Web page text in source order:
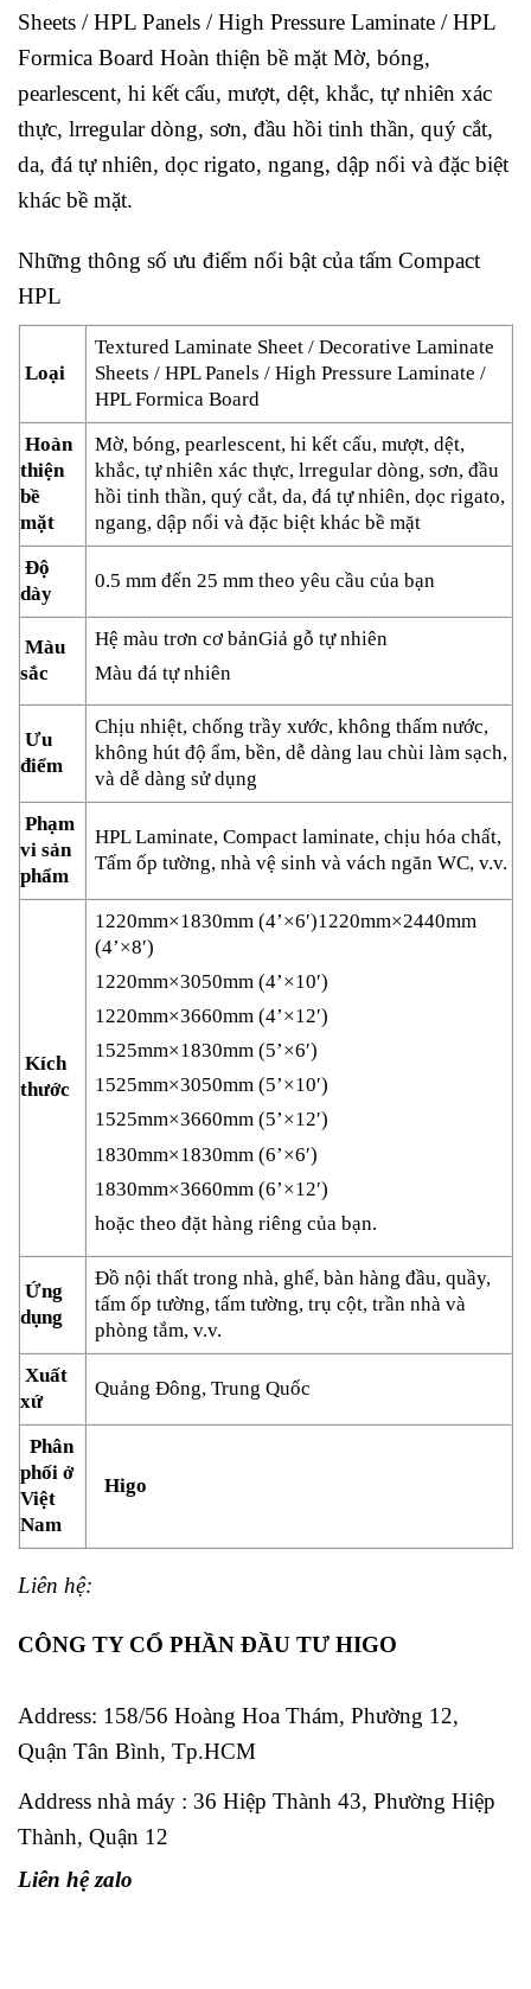
Sheets / HPL Panels / High Pressure Laminate / HPL
Formica Board Hoàn thiện bề mặt Mờ, bóng,
pearlescent, hi kết cấu, mượt, dệt, khắc, tự nhiên xác
thực, lrregular dòng, sơn, đầu hồi tinh thần, quý cắt,
da, đá tự nhiên, dọc rigato, ngang, dập nổi và đặc biệt
khác bề mặt.
Những thông số ưu điểm nổi bật của tấm Compact
HPL
Loại
Textured Laminate Sheet / Decorative Laminate
Sheets / HPL Panels / High Pressure Laminate /
HPL Formica Board
Hoàn
thiện
bề
mặt
Mờ, bóng, pearlescent, hi kết cấu, mượt, dệt,
khắc, tự nhiên xác thực, lrregular dòng, sơn, đầu
hồi tinh thần, quý cắt, da, đá tự nhiên, dọc rigato,
ngang, dập nổi và đặc biệt khác bề mặt
Độ
dày
0.5 mm đến 25 mm theo yêu cầu của bạn
Màu
sắc
Hệ màu trơn cơ bảnGiả gỗ tự nhiên
Màu đá tự nhiên
Ưu
điểm
Chịu nhiệt, chống trầy xước, không thấm nước,
không hút độ ẩm, bền, dễ dàng lau chùi làm sạch,
và dễ dàng sử dụng
Phạm
vi sản
phẩm
HPL Laminate, Compact laminate, chịu hóa chất,
Tấm ốp tường, nhà vệ sinh và vách ngăn WC, v.v.
Kích
thước
1220mm×1830mm (4’×6′)1220mm×2440mm
(4’×8′)
1220mm×3050mm (4’×10′)
1220mm×3660mm (4’×12′)
1525mm×1830mm (5’×6′)
1525mm×3050mm (5’×10′)
1525mm×3660mm (5’×12′)
1830mm×1830mm (6’×6′)
1830mm×3660mm (6’×12′)
hoặc theo đặt hàng riêng của bạn.
Ứng
dụng
Đồ nội thất trong nhà, ghế, bàn hàng đầu, quầy,
tấm ốp tường, tấm tường, trụ cột, trần nhà và
phòng tắm, v.v.
Xuất
xứ
Quảng Đông, Trung Quốc
Phân
phối ở
Việt
Nam
Higo
Liên hệ:
CÔNG TY CỔ PHẦN ĐẦU TƯ HIGO
Address: 158/56 Hoàng Hoa Thám, Phường 12,
Quận Tân Bình, Tp.HCM
Address nhà máy : 36 Hiệp Thành 43, Phường Hiệp
Thành, Quận 12
Liên hệ zalo